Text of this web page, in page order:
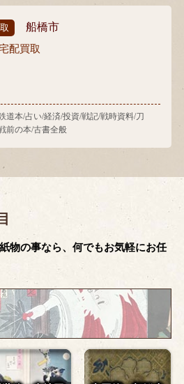
船橋市
配買取
道本/占い/経済/投資/戦記/戦時資料/刀
前の本/古書全般
物の事なら、何でもお気軽にお任